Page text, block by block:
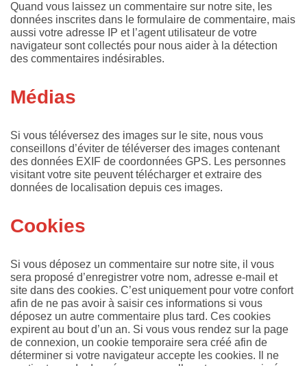
Quand vous laissez un commentaire sur notre site, les
données inscrites dans le formulaire de commentaire, mais
aussi votre adresse IP et l’agent utilisateur de votre
navigateur sont collectés pour nous aider à la détection
des commentaires indésirables.
Médias
Si vous téléversez des images sur le site, nous vous
conseillons d’éviter de téléverser des images contenant
des données EXIF de coordonnées GPS. Les personnes
visitant votre site peuvent télécharger et extraire des
données de localisation depuis ces images.
Cookies
Si vous déposez un commentaire sur notre site, il vous
sera proposé d’enregistrer votre nom, adresse e-mail et
site dans des cookies. C’est uniquement pour votre confort
afin de ne pas avoir à saisir ces informations si vous
déposez un autre commentaire plus tard. Ces cookies
expirent au bout d’un an. Si vous vous rendez sur la page
de connexion, un cookie temporaire sera créé afin de
déterminer si votre navigateur accepte les cookies. Il ne